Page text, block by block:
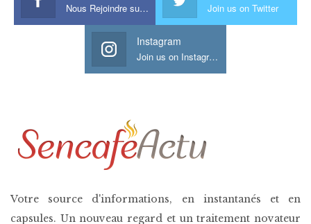
Nous Rejoindre sur Facebook Join us on Twitter
Instagram
Join us on Instagram
Votre source d'informations, en instantanés et en
capsules. Un nouveau regard et un traitement novateur